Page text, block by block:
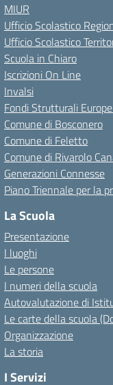
MIUR
Ufficio Scolastico
Ufficio Scolastico
Scuola in Chiaro
Iscrizioni On Line
Invalsi
Fondi Strutturali
Comune di Bosconero
Comune di Feletto
Comune di Rivarolo
Generazioni Connesse
Piano Triennale per la
La Scuola
Presentazione
I luoghi
Le persone
I numeri della scuola
Autovalutazione di
Le carte della scuola
Organizzazione
La storia
I Servizi